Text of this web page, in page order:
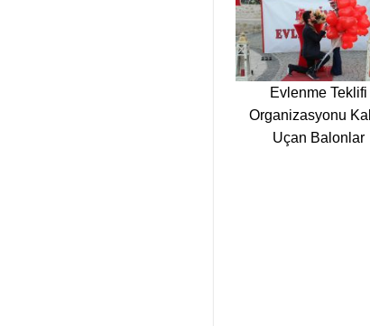
Evlenme Teklifi
Organizasyonu
Uçan Balonlar